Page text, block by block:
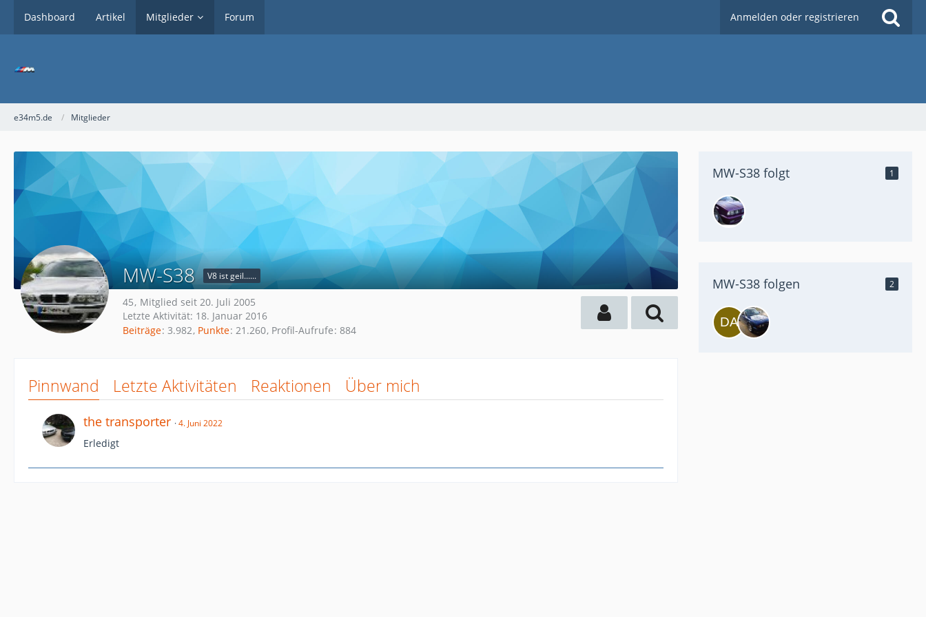
Dashboard Artikel Mitglieder Forum Anmelden oder registrieren
e34m5.de Mitglieder
MW-S38 V8 ist geil......
45 Mitglied seit 20. Juli 2005
Letzte Aktivität: 18. Januar 2016
Beiträge 3.982 Punkte 21.260 Profil-Aufrufe 884
Pinnwand Letzte Aktivitäten Reaktionen Über mich
the transporter 4. Juni 2022
Erledigt
MW-S38 folgt 1
MW-S38 folgen 2